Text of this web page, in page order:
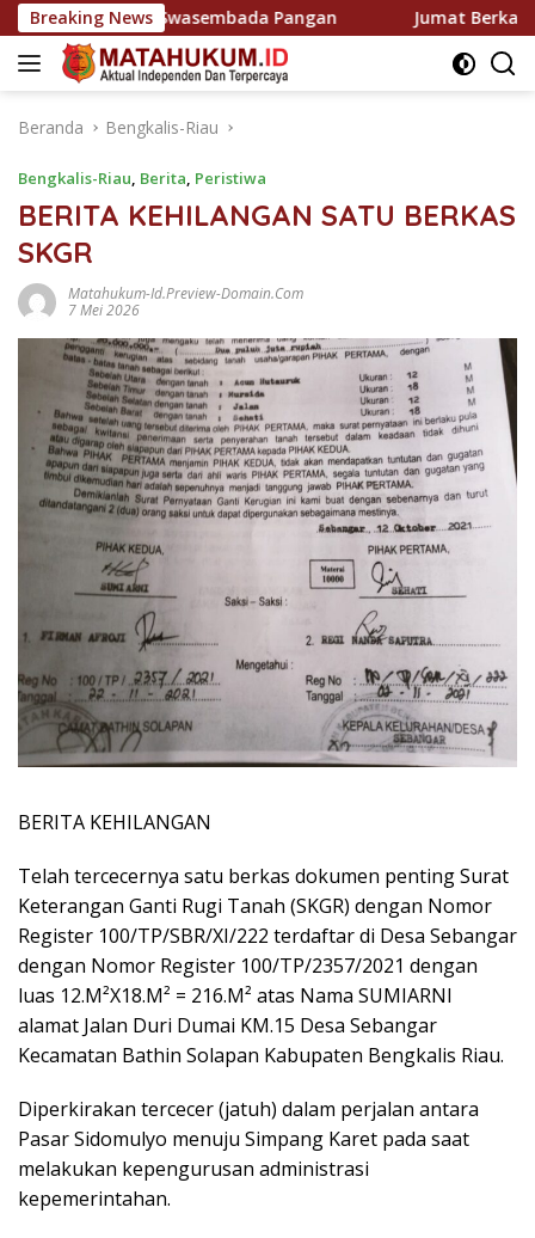
Langsung
ke
konten
Breaking News
Swasembada Pangan Jumat Berkah Polsek
Beranda Bengkalis-Riau
Bengkalis-Riau, Berita, Peristiwa
BERITA KEHILANGAN SATU BERKAS
SKGR
Matahukum-Id.preview-Domain.com
7 Mei 2026
BERITA KEHILANGAN
Telah tercecernya satu berkas dokumen penting Surat
Keterangan Ganti Rugi Tanah (SKGR) dengan Nomor
Register 100/TP/SBR/XI/222 terdaftar di Desa Sebangar
dengan Nomor Register 100/TP/2357/2021 dengan
luas 12.M²X18.M² = 216.M² atas Nama SUMIARNI
alamat Jalan Duri Dumai KM.15 Desa Sebangar
Kecamatan Bathin Solapan Kabupaten Bengkalis Riau.
Diperkirakan tercecer (jatuh) dalam perjalan antara
Pasar Sidomulyo menuju Simpang Karet pada saat
melakukan kepengurusan administrasi
kepemerintahan.